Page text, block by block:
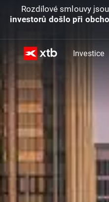
Rozdílové smlouvy
investorů došlo při
Investice